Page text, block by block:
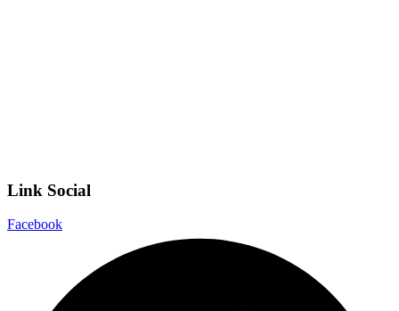
Link Social
Facebook